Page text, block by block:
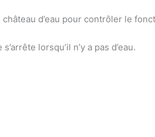
d’eau pour contrôler le
lorsqu’il n’y a pas d’eau.